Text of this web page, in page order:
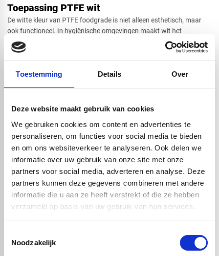
Toestemming Details Over
Deze website maakt gebruik van cookies
We gebruiken cookies om content en advertenties te
personaliseren, om functies voor social media te bieden
en om ons websiteverkeer te analyseren. Ook delen we
informatie over uw gebruik van onze site met onze
partners voor social media, adverteren en analyse. Deze
partners kunnen deze gegevens combineren met andere
informatie die u aan ze heeft verstrekt of die ze hebben
verzameld op basis van uw gebruik van hun services.
Noodzakelijk
Toepassing PTFE wit
De witte kleur van PTFE foodgrade is niet alleen esthetisch, maar
ook functioneel. In hygiënische omgevingen maakt wit het
eenvoudiger om vervuiling te signaleren en schoon te houden. Dit is
een belangrijke reden waarom deze variant veel wordt toegepast in
productielijnen en verwerkingsmachines.
Wat PTFE verder bijzonder maakt, is de uitstekende chemische
langdurig inzetbaar, zelfs in intensieve en veeleisende omgevingen.
stabiele en hygiënische toepassing.
In de praktijk wordt PTFE food wit veel gebruikt voor onderdelen
zoals afdichtingen, glijplaten, lagers en transportgeleidingen. Overal
waar voedselveiligheid, lage wrijving en duurzaamheid
samenkomen, is dit materiaal een logische keuze.
Handig om er bij te kopen